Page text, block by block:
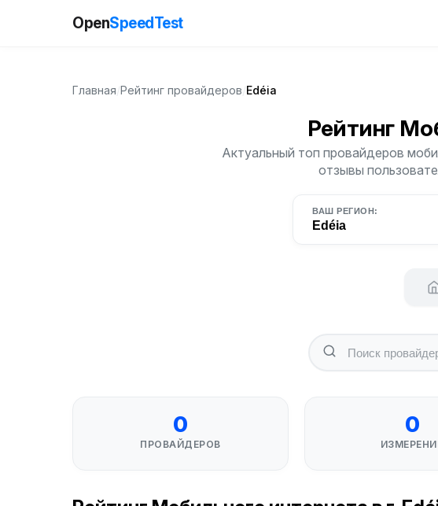
OpenSpeedTest
Главная Рейтинг провайдеров Edéia
Рейтинг
Актуальный топ провайдеров
отзывы
ВАШ РЕГИОН:
Edéia
0
ПРОВАЙДЕРОВ
0